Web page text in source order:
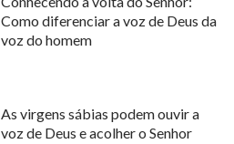
Como diferenciar a voz de Deus da
voz do homem
As virgens sábias podem ouvir a
voz de Deus e acolher o Senhor